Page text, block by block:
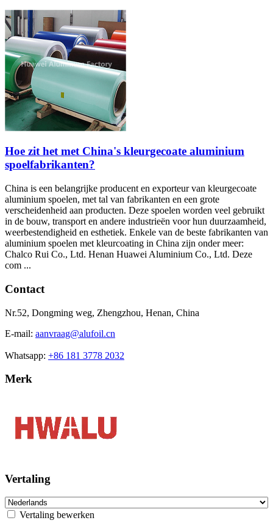
Hoe zit het met China's kleurgecoate aluminium
spoelfabrikanten?
China is een belangrijke producent en exporteur van kleurgecoate
aluminium spoelen, met tal van fabrikanten en een grote
verscheidenheid aan producten. Deze spoelen worden veel gebruikt
in de bouw, transport en andere industrieën voor hun duurzaamheid,
weerbestendigheid en esthetiek. Enkele van de beste fabrikanten van
aluminium spoelen met kleurcoating in China zijn onder meer:
Chalco Rui Co., Ltd. Henan Huawei Aluminium Co., Ltd. Deze
com ...
Contact
Nr.52, Dongming weg, Zhengzhou, Henan, China
E-mail: aanvraag@alufoil.cn
Whatsapp: +86 181 3778 2032
Merk
Vertaling
Vertaling bewerken